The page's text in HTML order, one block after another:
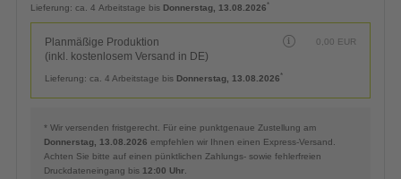
Lieferung: ca. 4 Arbeitstage bis Donnerstag, 13.08.2026*
Planmäßige Produktion
(inkl. kostenlosem Versand in DE)
0,00 EUR
Lieferung: ca. 4 Arbeitstage bis Donnerstag, 13.08.2026*
* Wir versenden fristgerecht. Für eine punktgenaue Zustellung am
Donnerstag, 13.08.2026 empfehlen wir Ihnen einen Express-Versand.
Achten Sie bitte auf einen pünktlichen Zahlungs- sowie fehlerfreien
Druckdateneingang bis 12:00 Uhr.